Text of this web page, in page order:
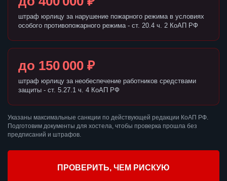
штраф юрлицу за нарушение пожарного режима в условиях
особого противопожарного режима - ст. 20.4 ч. 2 КоАП РФ
до 150 000 ₽
штраф юрлицу за необеспечение работников средствами
защиты - ст. 5.27.1 ч. 4 КоАП РФ
Указаны максимальные санкции по действующей редакции КоАП РФ.
Подготовим документы для хостела, чтобы проверка прошла без
предписаний и штрафов.
ПРОВЕРИТЬ, ЧЕМ РИСКУЮ